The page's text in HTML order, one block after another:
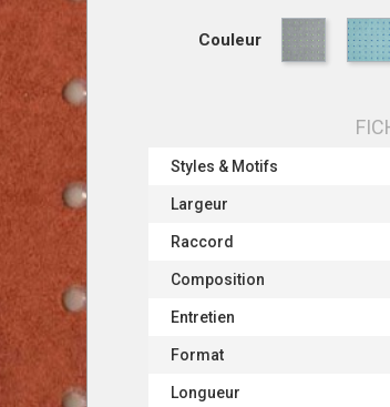
Couleur
Styles & Motifs
Largeur
Raccord
Composition
Entretien
Format
Longueur